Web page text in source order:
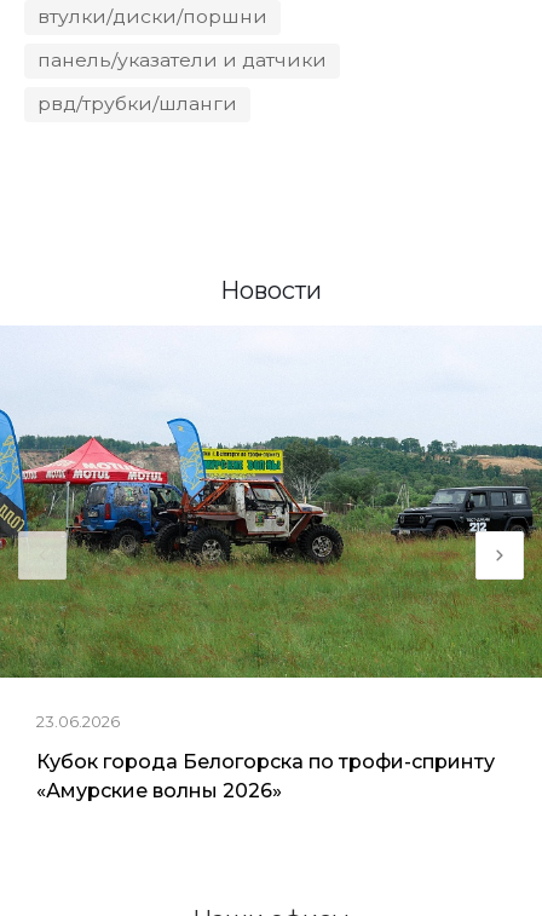
втулки/диски/поршни
панель/указатели и датчики
рвд/трубки/шланги
Новости
23.06.2026
Кубок города Белогорска по трофи-спринту
«Амурские волны 2026»